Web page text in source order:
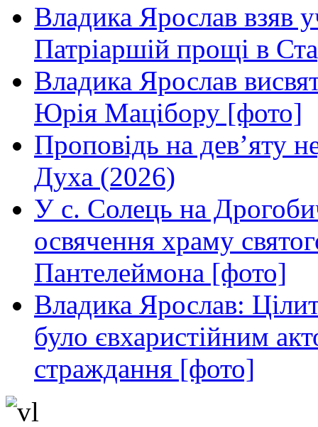
Владика Ярослав взяв
Патріаршій прощі в
Владика Ярослав
Юрія Мацібору [фото]
Проповідь на дев’яту
Духа (2026)
У с. Солець на
освячення храму
Пантелеймона [фото]
Владика Ярослав:
було євхаристійним
страждання [фото]